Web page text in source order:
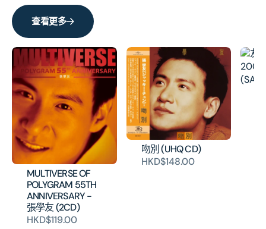
列]
(日
本
壓
碟)
的
數
量
壓
碟)
的
查看更多
MULTIVERSE OF
POLYGRAM 55TH
ANNIVERSARY -
張學友 (2CD)
HKD$119.00
吻別 (UHQ CD)
HKD$148.00